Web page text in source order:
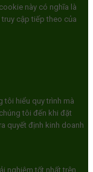
này có nghĩa là
cập tiếp theo của
tôi hiểu quy trình mà
tôi đến khi đặt
quyết định kinh doanh
nghiệm tốt nhất trên